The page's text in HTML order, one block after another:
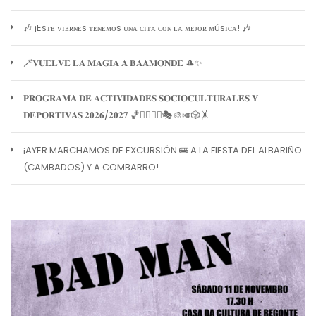
🎶 ¡Esᴛᴇ ᴠɪᴇʀɴᴇs ᴛᴇɴᴇᴍᴏs ᴜɴᴀ ᴄɪᴛᴀ ᴄᴏɴ ʟᴀ ᴍᴇᴊᴏʀ ᴍúsɪᴄᴀ! 🎶
🪄𝐕𝐔𝐄𝐋𝐕𝐄 𝐋𝐀 𝐌𝐀𝐆𝐈𝐀 𝐀 𝐁𝐀𝐀𝐌𝐎𝐍𝐃𝐄 🎩✨
𝐏𝐑𝐎𝐆𝐑𝐀𝐌𝐀 𝐃𝐄 𝐀𝐂𝐓𝐈𝐕𝐈𝐃𝐀𝐃𝐄𝐒 𝐒𝐎𝐂𝐈𝐎𝐂𝐔𝐋𝐓𝐔𝐑𝐀𝐋𝐄𝐒 𝐘
𝐃𝐄𝐏𝐎𝐑𝐓𝐈𝐕𝐀𝐒 𝟐𝟎𝟐𝟔/𝟐𝟎𝟐𝟕 🏀🏊‍♀️🧘‍♀️🎭🎨🎺🎲🤸
¡AYER MARCHAMOS DE EXCURSIÓN 🚌 A LA FIESTA DEL ALBARIÑO
(CAMBADOS) Y A COMBARRO!